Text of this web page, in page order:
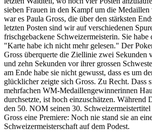
sieben Frauen in den Kampf um die
war es Paula Gross, die über den stärksten
letzten Posten sind wir auf verschiedenen
frischgebackene Schweizermeisterin. Sie habe
"Karte habe ich nicht mehr gelesen." Der
Gross überquerte die Ziellinie zwei Sekunden
und zehn Sekunden vor ihrer grossen
am Ende habe sie nicht gewusst, dass es um
glücklicher zeigte sich Gross. Zu Recht. Dass
mehrfachen WM-Medaillengewinnerinnen
durchsetzte, ist hoch einzuschätzen. Während
den 50. NOM seinen 30.
Gross eine Premiere: Noch nie stand sie an
Schweizermeisterschaft auf dem Podest.